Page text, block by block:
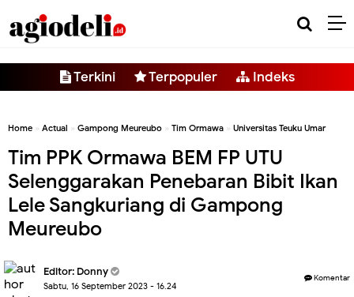
Terkini Terpopuler Indeks
Home » Actual » Gampong Meureubo » Tim Ormawa » Universitas Teuku Umar
Tim PPK Ormawa BEM FP UTU
Selenggarakan Penebaran Bibit Ikan
Lele Sangkuriang di Gampong
Meureubo
Editor: Donny
Sabtu, 16 September 2023 - 16.24
Komentar